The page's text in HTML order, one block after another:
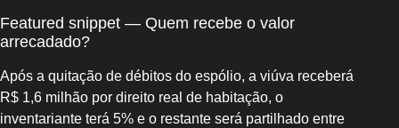
Featured snippet — Quem recebe o valor
arrecadado?
Após a quitação de débitos do espólio, a viúva receberá
R$ 1,6 milhão por direito real de habitação, o
inventariante terá 5% e o restante será partilhado entre